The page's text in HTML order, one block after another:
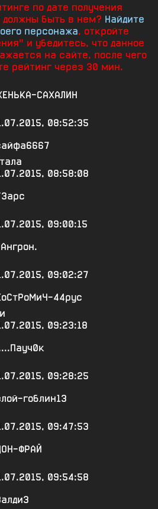
по дате получения
быть в нем? Найдите
персонажа, откройте
и убедитесь, что данное
на сайте, после чего
рейтинг через 30 мин.
САХАЛИН
08:52:35
08:58:08
09:00:15
09:02:27
44рус
09:23:18
09:28:25
гоблин13
09:47:53
ФРАЙ
09:54:58